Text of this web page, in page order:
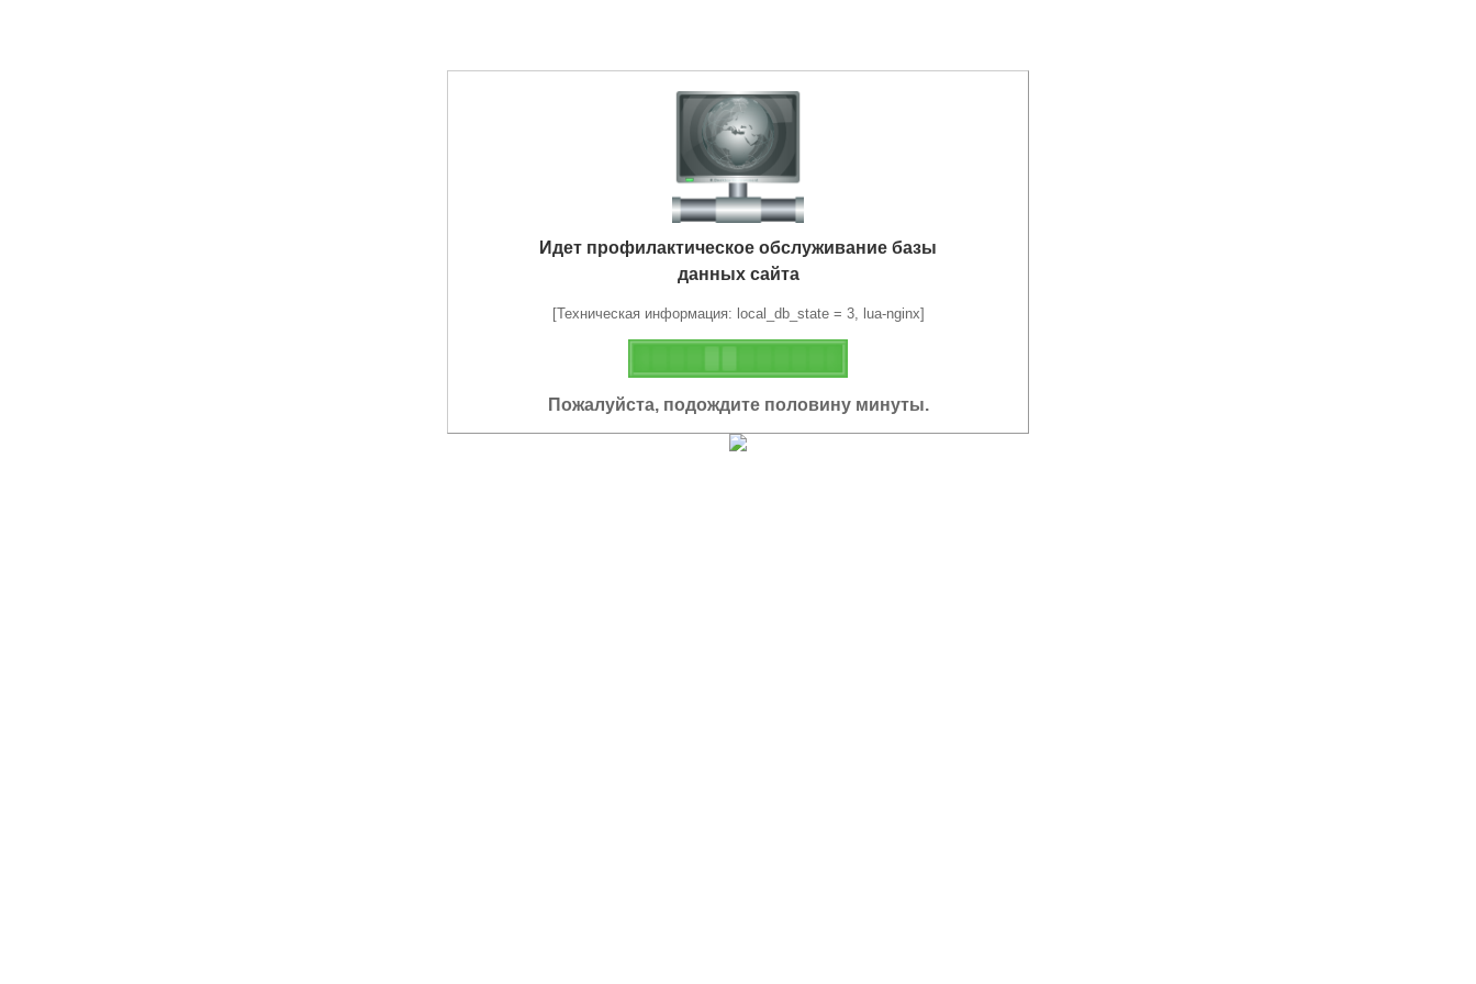
Идет профилактическое обслуживание базы
данных сайта
[Техническая информация: local_db_state = 3, lua-nginx]
Пожалуйста, подождите половину минуты.